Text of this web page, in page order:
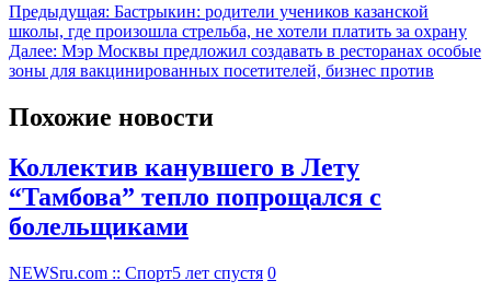
Предыдущая: Бастрыкин: родители учеников казанской
школы, где произошла стрельба, не хотели платить за охрану
Далее: Мэр Москвы предложил создавать в ресторанах особые
зоны для вакцинированных посетителей, бизнес против
Похожие новости
Коллектив канувшего в Лету
“Тамбова” тепло попрощался с
болельщиками
NEWSru.com :: Спорт5 лет спустя 0